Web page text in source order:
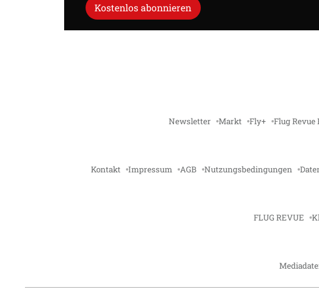
Kostenlos abonnieren
Newsletter Markt Fly+ Flug Revue
Kontakt Impressum AGB Nutzungsbedingungen
FLUG REVUE